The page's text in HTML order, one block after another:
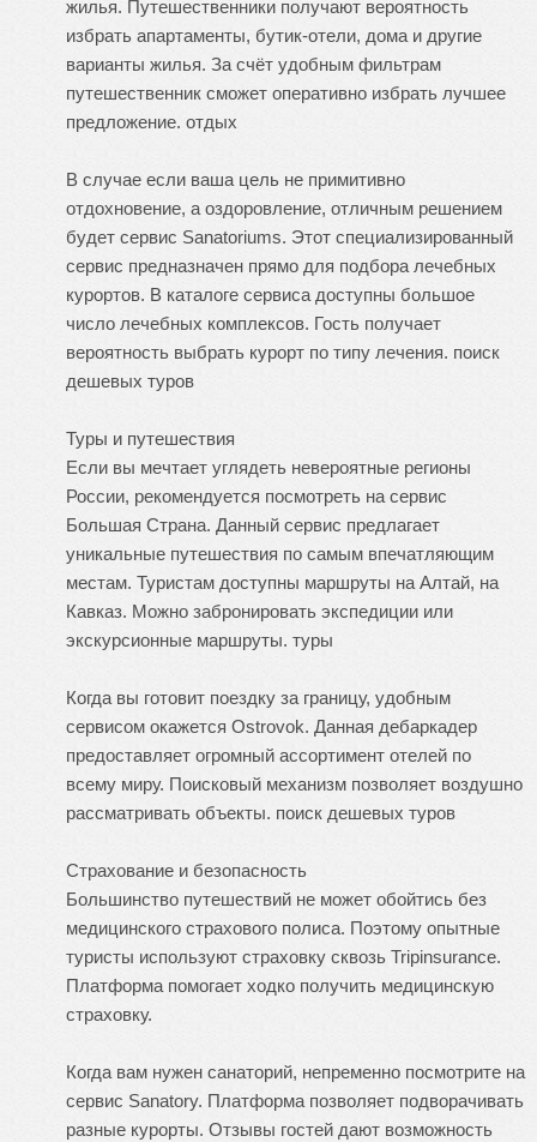
жилья. Путешественники получают вероятность
избрать апартаменты, бутик-отели, дома и другие
варианты жилья. За счёт удобным фильтрам
путешественник сможет оперативно избрать лучшее
предложение. отдых
В случае если ваша цель не примитивно
отдохновение, а оздоровление, отличным решением
будет сервис Sanatoriums. Этот специализированный
сервис предназначен прямо для подбора лечебных
курортов. В каталоге сервиса доступны большое
число лечебных комплексов. Гость получает
вероятность выбрать курорт по типу лечения. поиск
дешевых туров
Туры и путешествия
Если вы мечтает углядеть невероятные регионы
России, рекомендуется посмотреть на сервис
Большая Страна. Данный сервис предлагает
уникальные путешествия по самым впечатляющим
местам. Туристам доступны маршруты на Алтай, на
Кавказ. Можно забронировать экспедиции или
экскурсионные маршруты. туры
Когда вы готовит поездку за границу, удобным
сервисом окажется Ostrovok. Данная дебаркадер
предоставляет огромный ассортимент отелей по
всему миру. Поисковый механизм позволяет воздушно
рассматривать объекты. поиск дешевых туров
Страхование и безопасность
Большинство путешествий не может обойтись без
медицинского страхового полиса. Поэтому опытные
туристы используют страховку сквозь Tripinsurance.
Платформа помогает ходко получить медицинскую
страховку.
Когда вам нужен санаторий, непременно посмотрите на
сервис Sanatory. Платформа позволяет подворачивать
разные курорты. Отзывы гостей дают возможность